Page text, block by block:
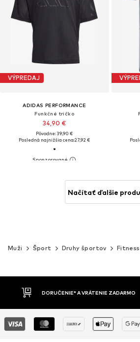
VÝPREDAJ
ADIDAS PERFORMANCE
Funkčné tričko
34,90 €
Pôvodne: 39,90 €
Posledná najnižšia cena:27,92 €
Načítať ďalšie
Muži Šport Druhy športov Fitness
DOBIERKA